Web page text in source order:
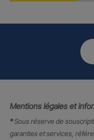
Mentions légales et
*Sous réserve de
garanties et services,